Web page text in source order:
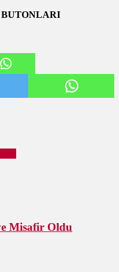
Misafir Oldu